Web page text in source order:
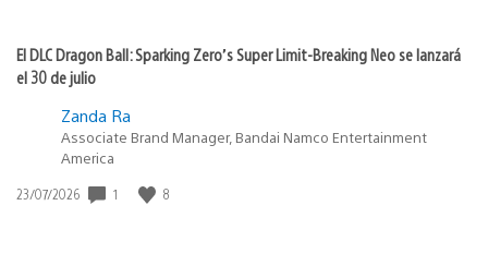
El DLC Dragon Ball: Sparking Zero’s Super Limit-Breaking Neo se lanzará
el 30 de julio
Zanda Ra
Associate Brand Manager, Bandai Namco Entertainment
America
Fecha
23/07/2026 1 8